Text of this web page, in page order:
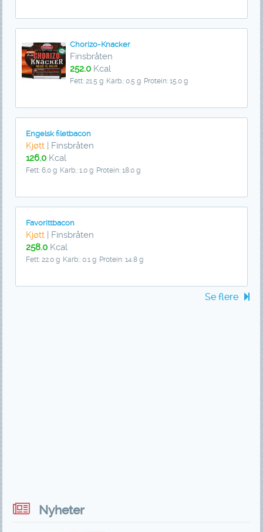
Chorizo-Knacker
Finsbråten
252.0 Kcal
Fett: 21.5 g Karb.: 0.5 g Protein: 15.0 g
Engelsk filetbacon
Kjøtt | Finsbråten
126.0 Kcal
Fett: 6.0 g Karb.: 1.0 g Protein: 18.0 g
Favorittbacon
Kjøtt | Finsbråten
258.0 Kcal
Fett: 22.0 g Karb.: 0.1 g Protein: 14.8 g
Se flere
Nyheter